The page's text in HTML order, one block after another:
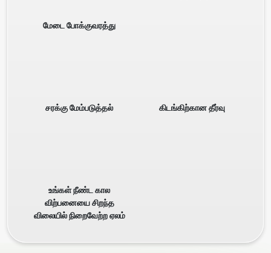
மேடை போக்குவரத்து
சரக்கு மேம்படுத்தல் கிடங்கிற்கான தீர்வு
உங்கள் நீண்ட கால
விற்பனையை சிறந்த
விலையில் நிறைவேற்ற ஏலம்